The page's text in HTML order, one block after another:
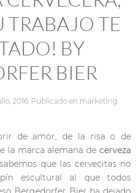
TRABAJO TE
BY
BIER
2016. Publicado en marketing.
de amor, de la risa o de
la marca alemana de cerveza
que las cervecitas no
escultural al que todos